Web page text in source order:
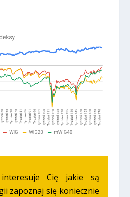
Cię jakie są
zapoznaj się koniecznie